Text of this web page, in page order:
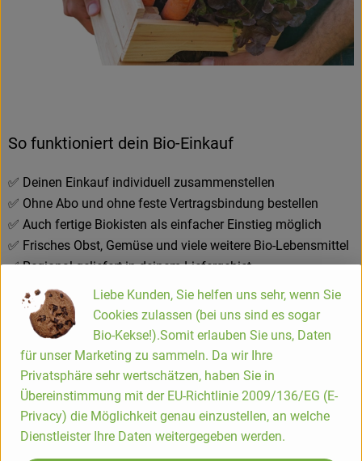
So funktioniert dein Bio-Einkauf
✅ Deinen Einkauf individuell zusammenstellen
✅ Ohne Abo und ohne feste Vertragsbindung bestellen
✅ Auch fertige Biokisten als einfacher Einstieg möglich
✅ Frisches Obst, Gemüse und viele weitere Bio-Lebensmittel
✅ Regional geliefert in deinem Liefergebiet
✅ Lieferung auf festen Touren oder Abholung im Blumenhof
in Eitorf
...und so geht`s
Liebe Kunden, Sie helfen uns sehr, wenn Sie
Cookies zulassen (bei uns sind es sogar
Bio-Kekse!).Somit erlauben Sie uns, Daten
für unser Marketing zu sammeln. Da wir Ihre
Privatsphäre sehr wertschätzen, haben Sie in
Übereinstimmung mit der EU-Richtlinie 2009/136/EG (E-
Privacy) die Möglichkeit genau einzustellen, an welche
Dienstleister Ihre Daten weitergegeben werden.